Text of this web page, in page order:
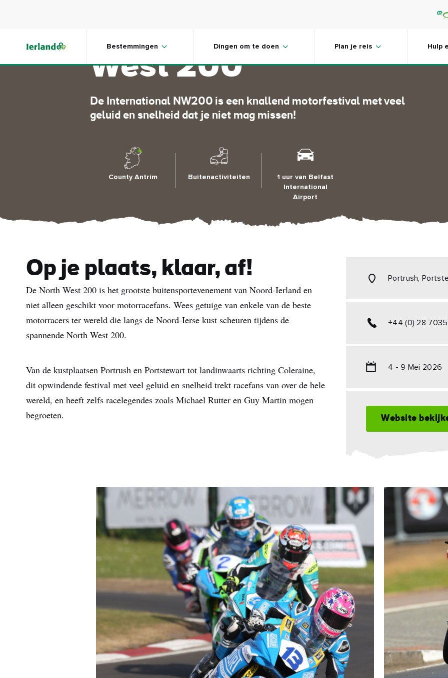
Bestemmingen Dingen om te doen Plan je reis Hulp
International North
West 200
De International NW200 is een knallend motorfestival met veel
geluid en snelheid dat je niet mag missen!
County Antrim Buitenactiviteiten
1 uur van Belfast
International
Airport
Op je plaats, klaar, af!
De North West 200 is het grootste buitensportevenement van Noord-Ierland en
niet alleen geschikt voor motorracefans. Wees getuige van enkele van de beste
motorracers ter wereld die langs de Noord-Ierse kust scheuren tijdens de
spannende North West 200.
Van de kustplaatsen Portrush en Portstewart tot landinwaarts richting Coleraine,
dit opwindende festival met veel geluid en snelheid trekt racefans van over de hele
wereld, en heeft zelfs racelegendes zoals Michael Rutter en Guy Martin mogen
begroeten.
Portrush,
+44 (0) 28
4 - 9 Mei 2026
Website